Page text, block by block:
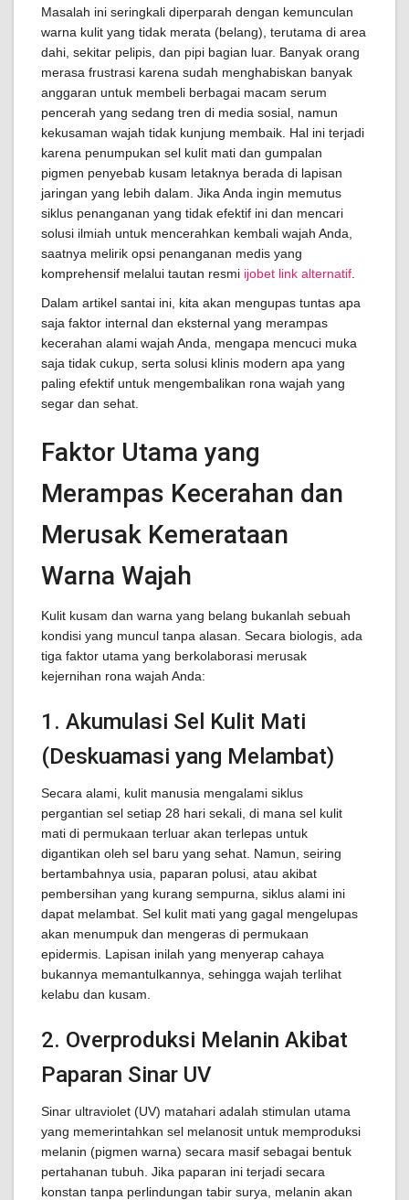
Masalah ini seringkali diperparah dengan kemunculan
warna kulit yang tidak merata (belang), terutama di area
dahi, sekitar pelipis, dan pipi bagian luar. Banyak orang
merasa frustrasi karena sudah menghabiskan banyak
anggaran untuk membeli berbagai macam serum
pencerah yang sedang tren di media sosial, namun
kekusaman wajah tidak kunjung membaik. Hal ini terjadi
karena penumpukan sel kulit mati dan gumpalan
pigmen penyebab kusam letaknya berada di lapisan
jaringan yang lebih dalam. Jika Anda ingin memutus
siklus penanganan yang tidak efektif ini dan mencari
solusi ilmiah untuk mencerahkan kembali wajah Anda,
saatnya melirik opsi penanganan medis yang
komprehensif melalui tautan resmi ijobet link alternatif
Dalam artikel santai ini, kita akan mengupas tuntas apa
saja faktor internal dan eksternal yang merampas
kecerahan alami wajah Anda, mengapa mencuci muka
saja tidak cukup, serta solusi klinis modern apa yang
paling efektif untuk mengembalikan rona wajah yang
segar dan sehat.
Faktor Utama yang
Merampas Kecerahan dan
Merusak Kemerataan
Warna Wajah
Kulit kusam dan warna yang belang bukanlah sebuah
kondisi yang muncul tanpa alasan. Secara biologis, ada
tiga faktor utama yang berkolaborasi merusak
kejernihan rona wajah Anda:
1. Akumulasi Sel Kulit Mati
(Deskuamasi yang Melambat)
Secara alami, kulit manusia mengalami siklus
pergantian sel setiap 28 hari sekali, di mana sel kulit
mati di permukaan terluar akan terlepas untuk
digantikan oleh sel baru yang sehat. Namun, seiring
bertambahnya usia, paparan polusi, atau akibat
pembersihan yang kurang sempurna, siklus alami ini
dapat melambat. Sel kulit mati yang gagal mengelupas
akan menumpuk dan mengeras di permukaan
epidermis. Lapisan inilah yang menyerap cahaya
bukannya memantulkannya, sehingga wajah terlihat
kelabu dan kusam.
2. Overproduksi Melanin Akibat
Paparan Sinar UV
Sinar ultraviolet (UV) matahari adalah stimulan utama
yang memerintahkan sel melanosit untuk memproduksi
melanin (pigmen warna) secara masif sebagai bentuk
pertahanan tubuh. Jika paparan ini terjadi secara
konstan tanpa perlindungan tabir surya, melanin akan